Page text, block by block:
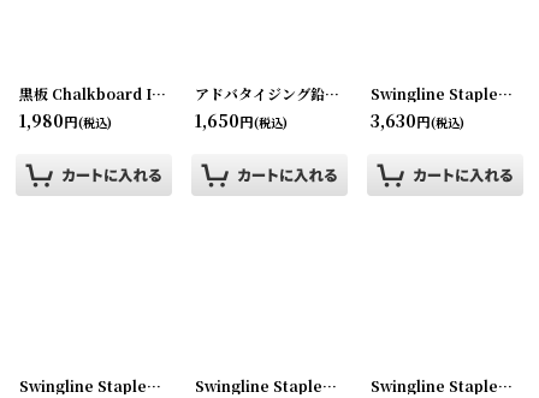
黒板 Chalkboard IDEAL SCHOOL SUPPLY COMPANY NO.3428 [
1,980円(税込)
アドバタイジング鉛筆(12本SET) [200526-11]
1,650円(税込)
Swingline Stapler ホッチキス NO747
3,630円(税込)
Swingline Stapler ホッチキス No747 [180614-02
Swingline Stapler ホッチキスNo400 [180614-04
Swingline Stapler 767 ホッチキス